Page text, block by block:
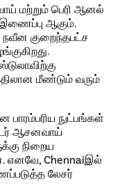
மற்றும் பெரி ஆனல்
ஆகும்.
நவீன குறைந்தபட்ச
மீண்டும் வரும்
பாரம்பரிய நுட்பங்கள்
ஆசனவாய்
நிறைய
எனவே, Chennaiஇல்
லேசர்